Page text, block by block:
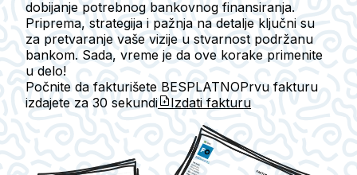
dobijanje potrebnog bankovnog finansiranja.
Priprema, strategija i pažnja na detalje ključni su
za pretvaranje vaše vizije u stvarnost podržanu
bankom. Sada, vreme je da ove korake primenite
u delo!
Počnite da fakturišete BESPLATNOPrvu fakturu
izdajete za 30 sekundi Izdati fakturu